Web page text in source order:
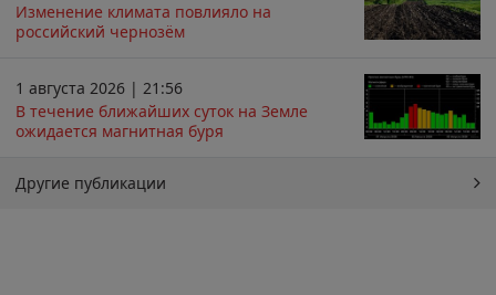
Изменение климата повлияло на
российский чернозём
1 августа 2026 | 21:56
В течение ближайших суток на Земле
ожидается магнитная буря
Другие публикации